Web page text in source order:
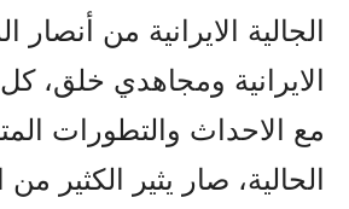
الجالية الايرانية من أنصار
الايرانية ومجاهدي خلق،
مع الاحداث والتطورات
الحالية، صار يثير الکثير